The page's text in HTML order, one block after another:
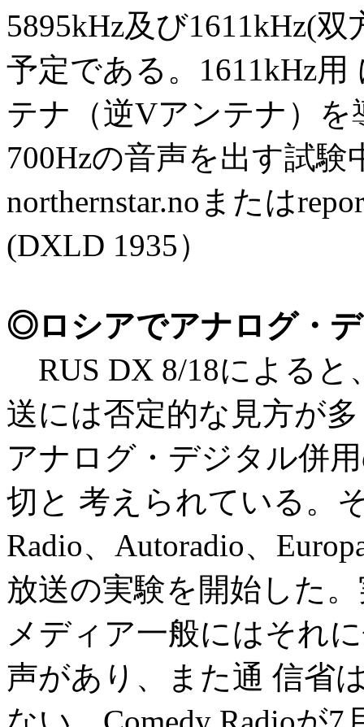
5895kHz及び1611kHz(
予定である。1611kHz
テナ（逆Vアンテナ）を
700Hzの音声を出す試
northernstar.noまたは
(DXLD 1935）
◎ロシアでアナログ・
RUS DX 8/18によると
送には否定的な見方が
アナログ・デジタル併
切と 考えられている。
Radio、Autoradio、
放送の実験を開始した
メディア一般にはそれ
声があり、また通 信省